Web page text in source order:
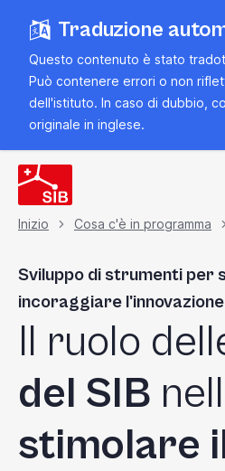
contenuto
principale
Traduzione
Questo contenuto è stato
Può contenere errori o non
dell'istituto. In caso di dubbio,
originale in inglese.
Briciola
di
pane
Inizio Cosa c'è in programma
Sviluppo di strumenti per
incoraggiare
Il ruolo
del SIB
stimolare